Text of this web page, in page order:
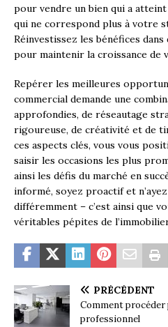
pour vendre un bien qui a
qui ne correspond plus à votre
Réinvestissez les bénéfices
pour maintenir la croissance de
Repérer les meilleures
commercial demande une
approfondies, de réseautage
rigoureuse, de créativité et de
ces aspects clés, vous vous
saisir les occasions les plus
ainsi les défis du marché en
informé, soyez proactif et
différemment – c’est ainsi que
véritables pépites de
PRÉCÉDENT
Comment procéder
professionnel